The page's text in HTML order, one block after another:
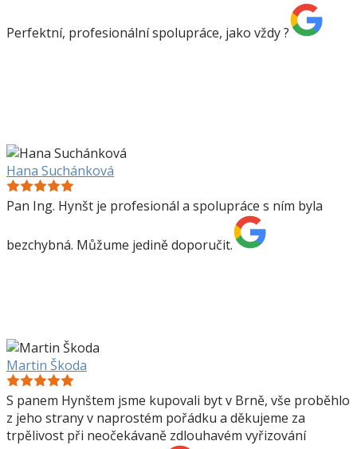
Perfektní, profesionální spolupráce, jako vždy ?
Hana Suchánková
Pan Ing. Hynšt je profesionál a spolupráce s ním byla
bezchybná. Můžume jedině doporučit.
Martin Škoda
S panem Hynštem jsme kupovali byt v Brně, vše proběhlo
z jeho strany v naprostém pořádku a děkujeme za
trpělivost při neočekávaně zdlouhavém vyřizování